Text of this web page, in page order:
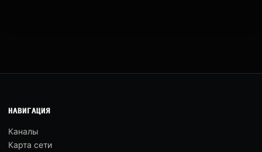
НАВИГАЦИЯ
Каналы
Карта сети